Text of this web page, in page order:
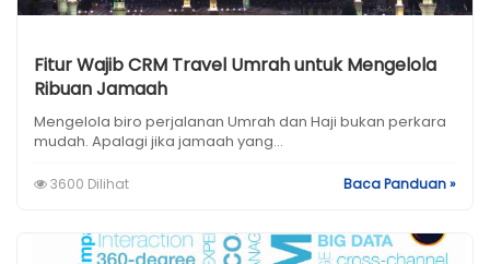
Fitur Wajib CRM Travel Umrah untuk Mengelola
Ribuan Jamaah
Mengelola biro perjalanan Umrah dan Haji bukan perkara
mudah. Apalagi jika jamaah yang...
3600 Dilihat Baca Panduan »